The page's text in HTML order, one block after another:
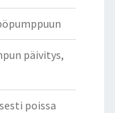
päivitys,
poissa